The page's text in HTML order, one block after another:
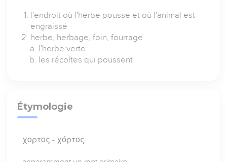
l'endroit où l'herbe pousse et où l'animal est
engraissé
herbe, herbage, foin, fourrage
l'herbe verte
les récoltes qui poussent
Étymologie
χορτος - χόρτος